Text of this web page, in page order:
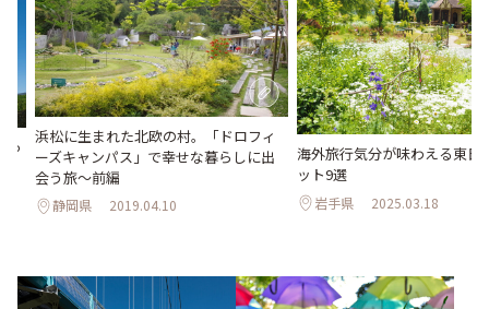
っ
浜松に生まれた北欧の村。「ドロフィ
ーズキャンパス」で幸せな暮らしに出
会う旅～前編
静岡県 2019.04.10
海外旅行気分が味わえる東日
ット9選
岩手県 2025.03.18